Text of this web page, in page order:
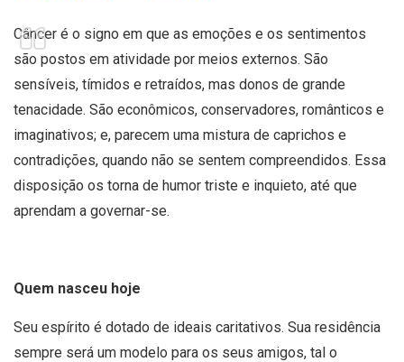
Câncer é o signo em que as emoções e os sentimentos
são postos em atividade por meios externos. São
sensíveis, tímidos e retraídos, mas donos de grande
tenacidade. São econômicos, conservadores, românticos e
imaginativos; e, parecem uma mistura de caprichos e
contradições, quando não se sentem compreendidos. Essa
disposição os torna de humor triste e inquieto, até que
aprendam a governar-se.
Quem nasceu hoje
Seu espírito é dotado de ideais caritativos. Sua residência
sempre será um modelo para os seus amigos, tal o